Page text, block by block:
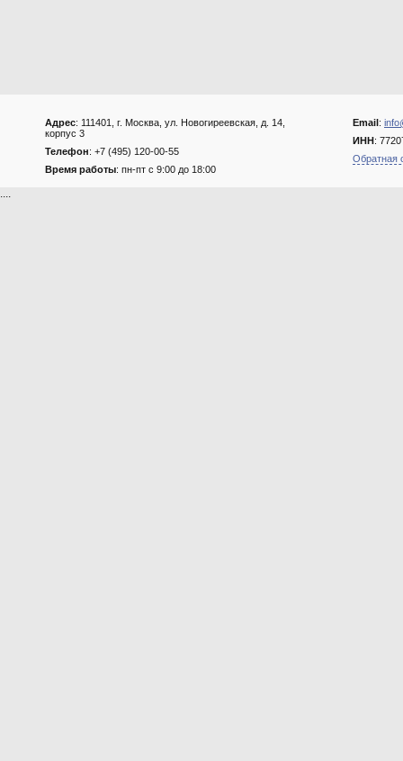
Адрес: 111401, г. Москва, ул. Новогиреевская, д. 14,
корпус 3
Телефон: +7 (495) 120-00-55
Время работы: пн-пт с 9:00 до 18:00
Email:
ИНН:
Обратная
....